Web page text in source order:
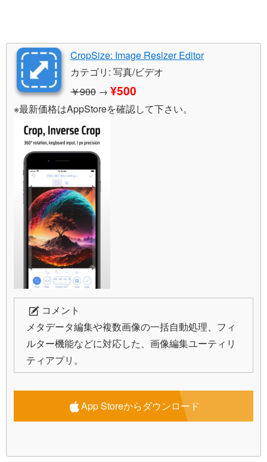
CropSize: Image Resizer Editor
カテゴリ: 写真/ビデオ
￥900 → ¥500
※最新価格はAppStoreを確認して下さい。
コメント
メタデータ編集や複数画像の一括自動処理、フィ
ルター機能などに対応した、画像編集ユーティリ
ティアプリ。
App Storeからダウンロード